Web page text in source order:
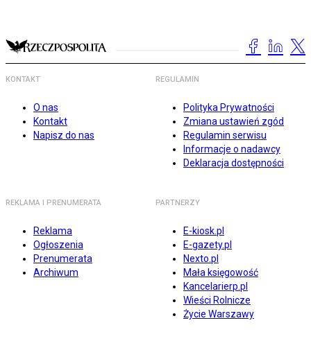
KONTAKT
O nas
Kontakt
Napisz do nas
REGULAMIN
Polityka Prywatności
Zmiana ustawień zgód
Regulamin serwisu
Informacje o nadawcy
Deklaracja dostępności
REKLAMA I PRENUMERATA
Reklama
Ogłoszenia
Prenumerata
Archiwum
PARTNERZY
E-kiosk.pl
E-gazety.pl
Nexto.pl
Mała księgowość
Kancelarierp.pl
Wieści Rolnicze
Życie Warszawy